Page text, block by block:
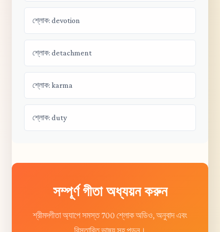
শ্লোক: devotion
শ্লোক: detachment
শ্লোক: karma
শ্লোক: duty
সম্পূর্ণ গীতা অধ্যয়ন করুন
শ্রীমদ্গীতা অ্যাপে সমস্ত 700 শ্লোক অডিও, অনুবাদ এবং